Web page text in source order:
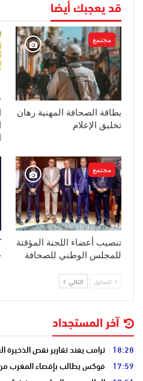
قد يعجبك أيضا
مجتمع
بطاقة الصحافة المهنية رهان
تخليق الإعلام
مجتمع
تنصيب أعضاء اللجنة المؤقتة
للمجلس الوطني للصحافة
السابق التالي
آخر المستجداد
18:28 ترامب يفند تقارير نقص الذخيرة
17:59 فوكس يطالب بإقصاء المغرب من